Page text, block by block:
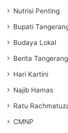
Nutrisi Penting
Bupati
Budaya Lokal
Berita Tangerang
Hari Kartini
Najib Hamas
Ratu
CMNP